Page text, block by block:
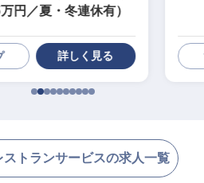
円／夏・冬連休有）
詳しく見る
ストランサービスの求人一覧